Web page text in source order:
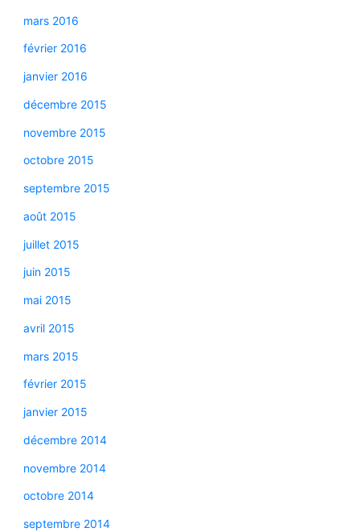
mars 2016
février 2016
janvier 2016
décembre 2015
novembre 2015
octobre 2015
septembre 2015
août 2015
juillet 2015
juin 2015
mai 2015
avril 2015
mars 2015
février 2015
janvier 2015
décembre 2014
novembre 2014
octobre 2014
septembre 2014